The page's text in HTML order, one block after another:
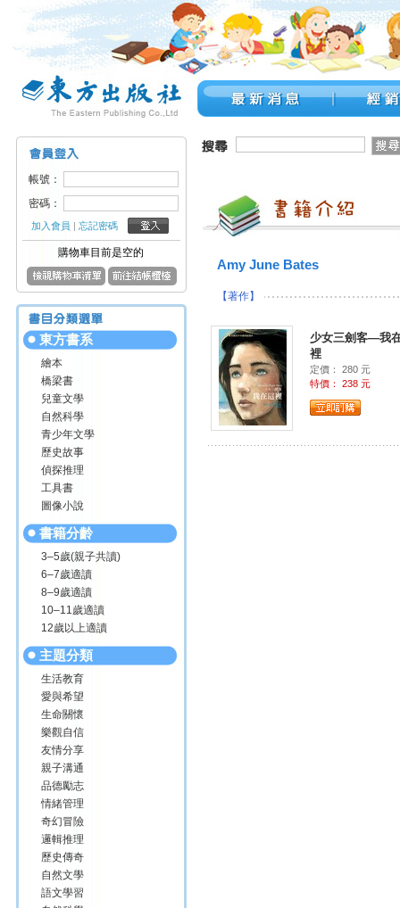
帳號：
密碼：
加入會員 |忘記密碼
購物車目前是空的
東方書系
繪本
橋梁書
兒童文學
自然科學
青少年文學
歷史故事
偵探推理
工具書
圖像小說
書籍分齡
3–5歲(親子共讀)
6–7歲適讀
8–9歲適讀
10–11歲適讀
12歲以上適讀
主題分類
生活教育
愛與希望
生命關懷
樂觀自信
友情分享
親子溝通
品德勵志
情緒管理
奇幻冒險
邏輯推理
歷史傳奇
自然文學
語文學習
Amy June Bates
【著作】
少女三劍客—我
裡
定價： 280 元
特價： 238 元